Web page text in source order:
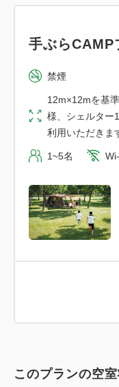
テントの設営・撤
クチャー付きなの
す。
め、スノーピーク
けます。
・キャンプに興味
という方は、ぜひ
い！
プラン開始 13：00
※プラン開始前に
吉野ヶ里歴史公園
ランを開始いたし
手ぶらCAMP
禁煙
12m×12mを基
様、シェルター
利用いただきま
1~5名
このプランの空